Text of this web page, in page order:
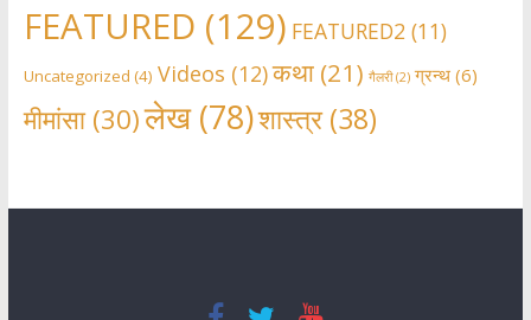
FEATURED (129) FEATURED2(11)
Uncategorized (4) Videos (12)कथा(21) गैलरी(2) ग्रन्थ(6)
मीमांसा(30)लेख(78)शास्त्र(38)